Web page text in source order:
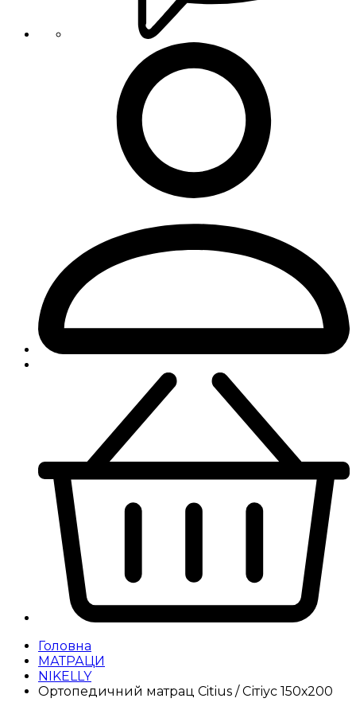
Головна
МАТРАЦИ
NIKELLY
Ортопедичний матрац Citius / Сітіус 150х200